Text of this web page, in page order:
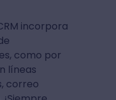
incorpora
como por
líneas
correo